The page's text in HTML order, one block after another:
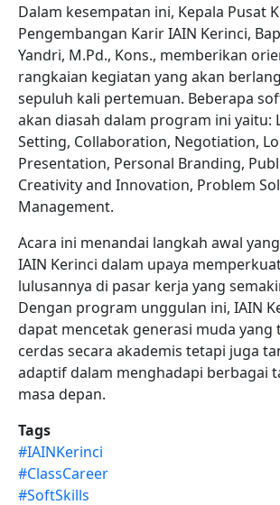
Dalam kesempatan ini, Kepala Pusat
Pengembangan Karir IAIN Kerinci,
Yandri, M.Pd., Kons., memberikan
rangkaian kegiatan yang akan
sepuluh kali pertemuan. Beberapa
akan diasah dalam program ini yaitu:
Setting, Collaboration, Negotiation,
Presentation, Personal Branding,
Creativity and Innovation, Problem
Management.
Acara ini menandai langkah awal
IAIN Kerinci dalam upaya
lulusannya di pasar kerja yang
Dengan program unggulan ini, IAIN
dapat mencetak generasi muda yang
cerdas secara akademis tetapi juga
adaptif dalam menghadapi berbagai
masa depan.
Tags
#IAINKerinci
#ClassCareer
#SoftSkills